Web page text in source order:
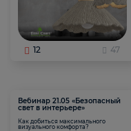
12 47
Вебинар 21.05 «Безопасный
свет в интерьере»
Как добиться максимального
визуального комфорта?